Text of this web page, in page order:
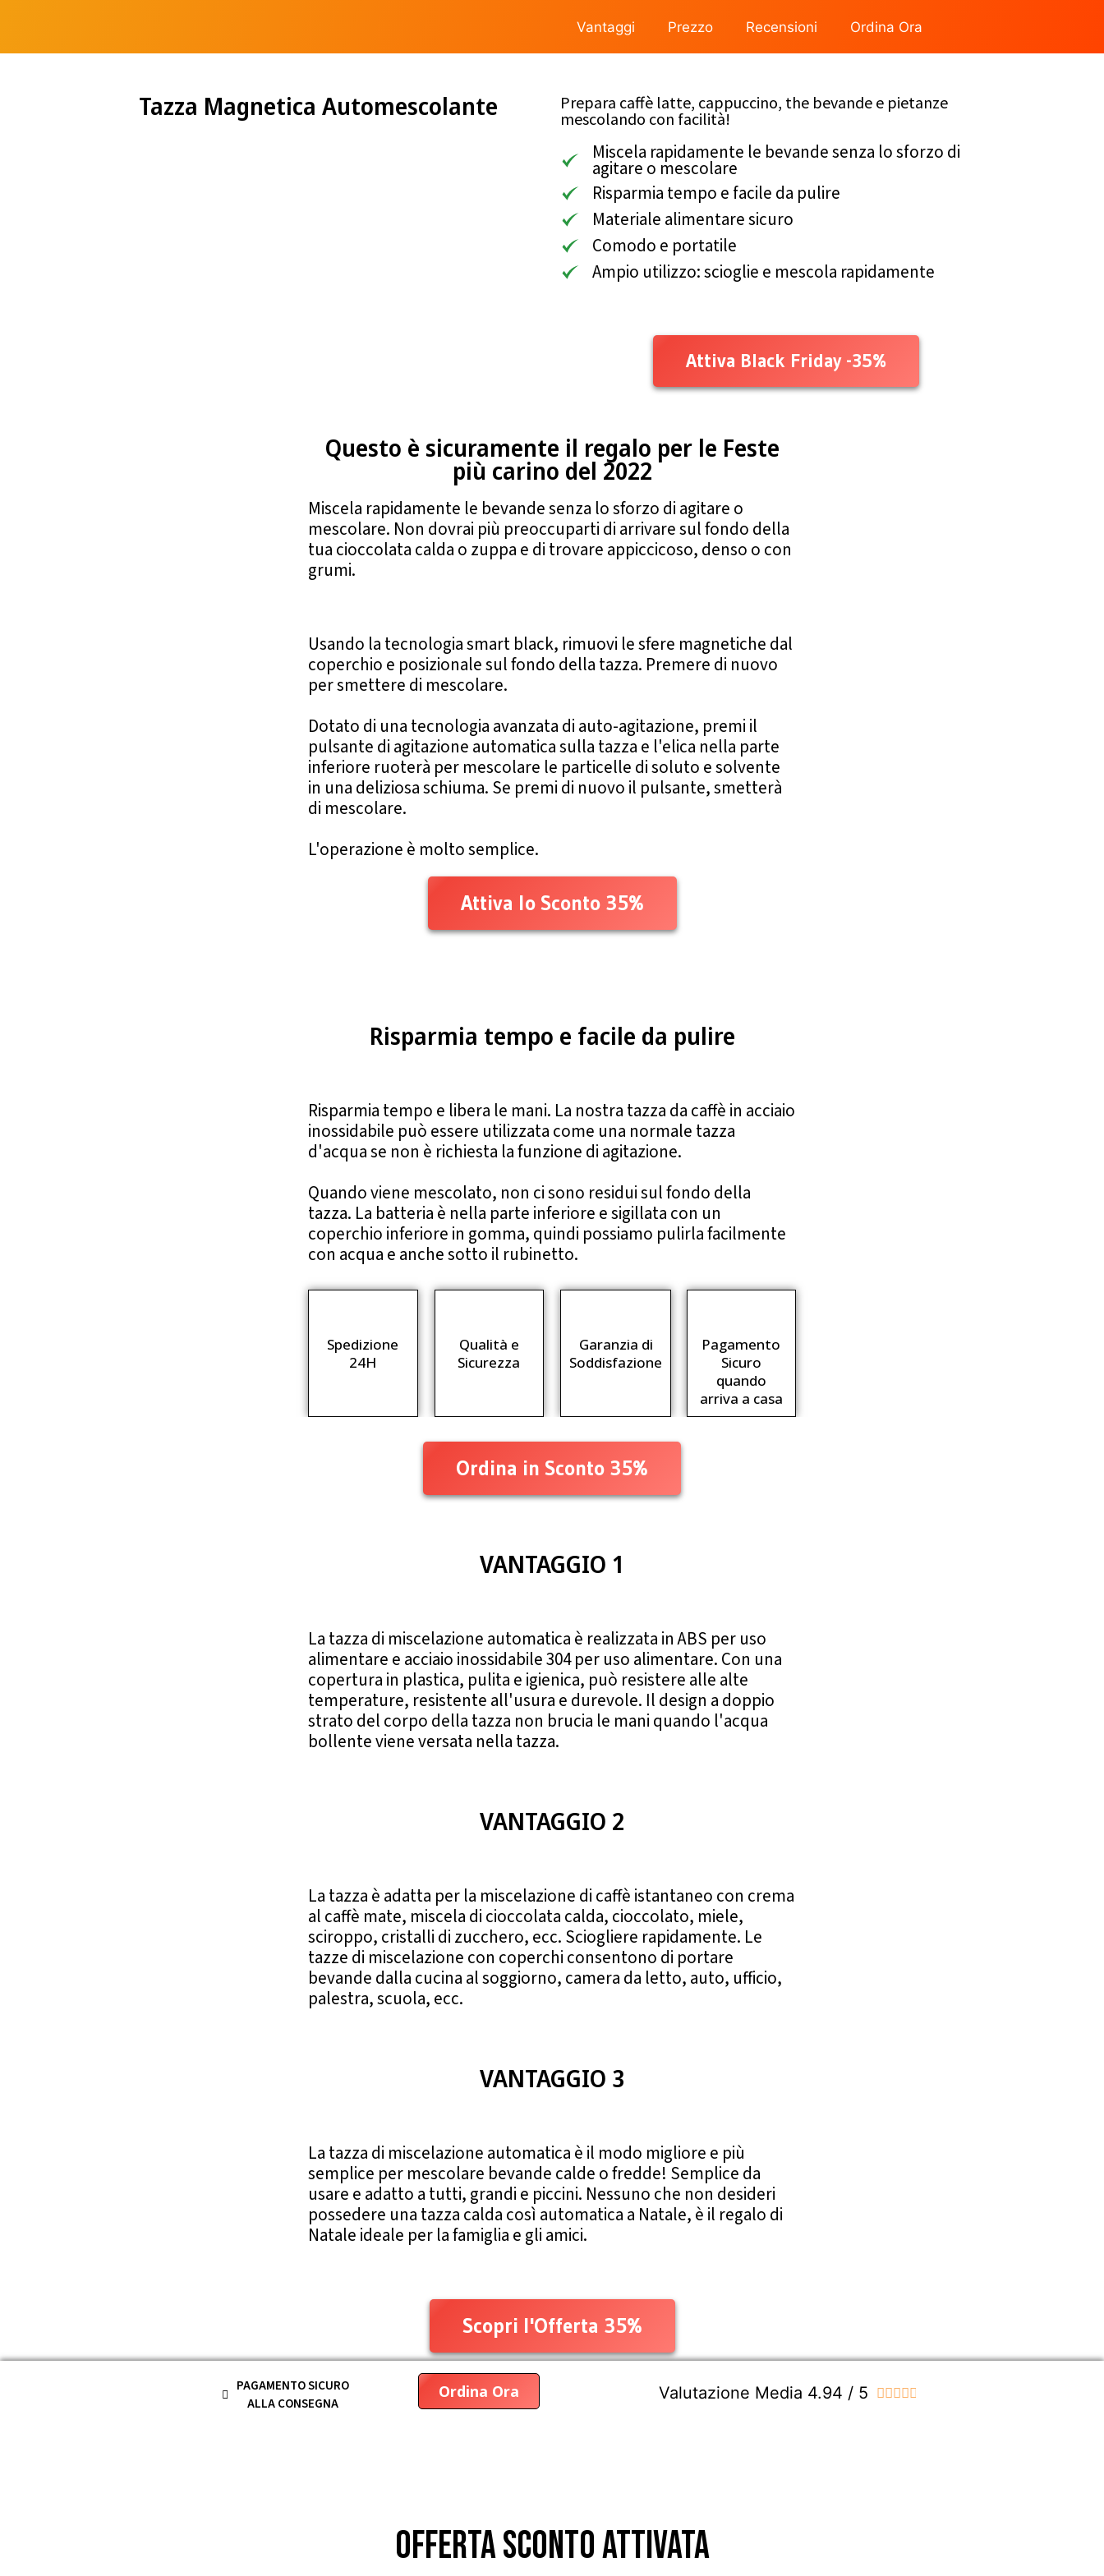
Vantaggi Prezzo Recensioni Ordina Ora
Tazza Magnetica Automescolante
Prepara caffè latte, cappuccino, the bevande e pietanze
mescolando con facilità!
Miscela rapidamente le bevande senza lo sforzo di
agitare o mescolare
Risparmia tempo e facile da pulire
Materiale alimentare sicuro
Comodo e portatile
Ampio utilizzo: scioglie e mescola rapidamente
Attiva Black Friday -35%
Questo è sicuramente il regalo per le Feste
più carino del 2022
Miscela rapidamente le bevande senza lo sforzo di agitare o
mescolare. Non dovrai più preoccuparti di arrivare sul fondo della
tua cioccolata calda o zuppa e di trovare appiccicoso, denso o con
grumi.
Usando la tecnologia smart black, rimuovi le sfere magnetiche dal
coperchio e posizionale sul fondo della tazza. Premere di nuovo
per smettere di mescolare.
Dotato di una tecnologia avanzata di auto-agitazione, premi il
pulsante di agitazione automatica sulla tazza e l'elica nella parte
inferiore ruoterà per mescolare le particelle di soluto e solvente
in una deliziosa schiuma. Se premi di nuovo il pulsante, smetterà
di mescolare.
L'operazione è molto semplice.
Attiva lo Sconto 35%
Risparmia tempo e facile da pulire
Risparmia tempo e libera le mani. La nostra tazza da caffè in acciaio
inossidabile può essere utilizzata come una normale tazza
d'acqua se non è richiesta la funzione di agitazione.
Quando viene mescolato, non ci sono residui sul fondo della
tazza. La batteria è nella parte inferiore e sigillata con un
coperchio inferiore in gomma, quindi possiamo pulirla facilmente
con acqua e anche sotto il rubinetto.
Spedizione
24H
Qualità e
Sicurezza
Garanzia di
Soddisfazione
Pagamento
Sicuro
quando
arriva a casa
Ordina in Sconto 35%
VANTAGGIO 1
La tazza di miscelazione automatica è realizzata in ABS per uso
alimentare e acciaio inossidabile 304 per uso alimentare. Con una
copertura in plastica, pulita e igienica, può resistere alle alte
temperature, resistente all'usura e durevole. Il design a doppio
strato del corpo della tazza non brucia le mani quando l'acqua
bollente viene versata nella tazza.
VANTAGGIO 2
La tazza è adatta per la miscelazione di caffè istantaneo con crema
al caffè mate, miscela di cioccolata calda, cioccolato, miele,
sciroppo, cristalli di zucchero, ecc. Sciogliere rapidamente. Le
tazze di miscelazione con coperchi consentono di portare
bevande dalla cucina al soggiorno, camera da letto, auto, ufficio,
palestra, scuola, ecc.
VANTAGGIO 3
La tazza di miscelazione automatica è il modo migliore e più
semplice per mescolare bevande calde o fredde! Semplice da
usare e adatto a tutti, grandi e piccini. Nessuno che non desideri
possedere una tazza calda così automatica a Natale, è il regalo di
Natale ideale per la famiglia e gli amici.
Scopri l'Offerta 35%
PAGAMENTO SICURO
ALLA CONSEGNA
Ordina Ora Valutazione Media 4.94 / 5 
OFFERTA SCONTO ATTIVATA